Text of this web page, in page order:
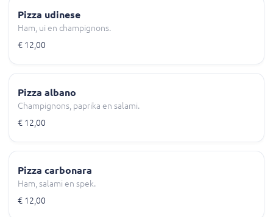
Pizza udinese
Ham, ui en champignons.
€ 12,00
Pizza albano
Champignons, paprika en salami.
€ 12,00
Pizza carbonara
Ham, salami en spek.
€ 12,00